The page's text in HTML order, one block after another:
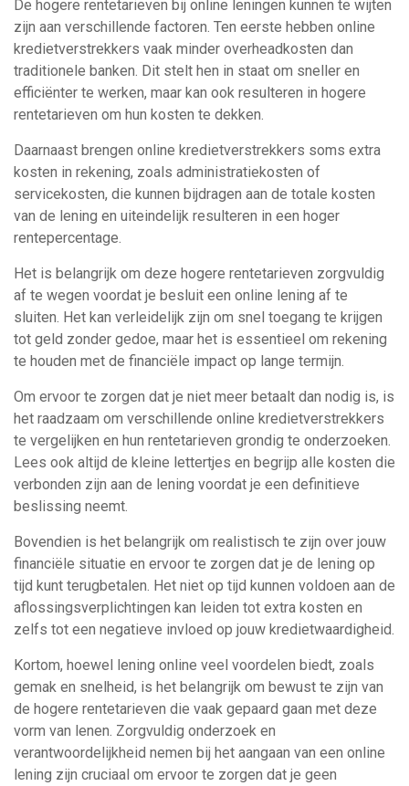
De hogere rentetarieven bij online leningen kunnen te wijten
zijn aan verschillende factoren. Ten eerste hebben online
kredietverstrekkers vaak minder overheadkosten dan
traditionele banken. Dit stelt hen in staat om sneller en
efficiënter te werken, maar kan ook resulteren in hogere
rentetarieven om hun kosten te dekken.
Daarnaast brengen online kredietverstrekkers soms extra
kosten in rekening, zoals administratiekosten of
servicekosten, die kunnen bijdragen aan de totale kosten
van de lening en uiteindelijk resulteren in een hoger
rentepercentage.
Het is belangrijk om deze hogere rentetarieven zorgvuldig
af te wegen voordat je besluit een online lening af te
sluiten. Het kan verleidelijk zijn om snel toegang te krijgen
tot geld zonder gedoe, maar het is essentieel om rekening
te houden met de financiële impact op lange termijn.
Om ervoor te zorgen dat je niet meer betaalt dan nodig is, is
het raadzaam om verschillende online kredietverstrekkers
te vergelijken en hun rentetarieven grondig te onderzoeken.
Lees ook altijd de kleine lettertjes en begrijp alle kosten die
verbonden zijn aan de lening voordat je een definitieve
beslissing neemt.
Bovendien is het belangrijk om realistisch te zijn over jouw
financiële situatie en ervoor te zorgen dat je de lening op
tijd kunt terugbetalen. Het niet op tijd kunnen voldoen aan de
aflossingsverplichtingen kan leiden tot extra kosten en
zelfs tot een negatieve invloed op jouw kredietwaardigheid.
Kortom, hoewel lening online veel voordelen biedt, zoals
gemak en snelheid, is het belangrijk om bewust te zijn van
de hogere rentetarieven die vaak gepaard gaan met deze
vorm van lenen. Zorgvuldig onderzoek en
verantwoordelijkheid nemen bij het aangaan van een online
lening zijn cruciaal om ervoor te zorgen dat je geen